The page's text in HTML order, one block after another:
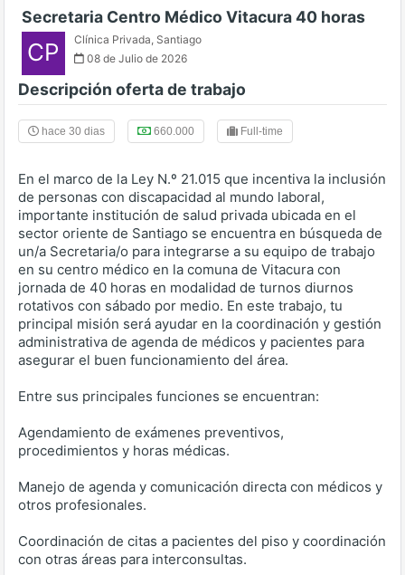
Secretaria Centro Médico Vitacura 40 horas
CP Clínica Privada, Santiago
08 de Julio de 2026
Descripción oferta de trabajo
hace 30 dias 660.000 Full-time
En el marco de la Ley N.º 21.015 que incentiva la inclusión
de personas con discapacidad al mundo laboral,
importante institución de salud privada ubicada en el
sector oriente de Santiago se encuentra en búsqueda de
un/a Secretaria/o para integrarse a su equipo de trabajo
en su centro médico en la comuna de Vitacura con
jornada de 40 horas en modalidad de turnos diurnos
rotativos con sábado por medio. En este trabajo, tu
principal misión será ayudar en la coordinación y gestión
administrativa de agenda de médicos y pacientes para
asegurar el buen funcionamiento del área.
Entre sus principales funciones se encuentran:
Agendamiento de exámenes preventivos,
procedimientos y horas médicas.
Manejo de agenda y comunicación directa con médicos y
otros profesionales.
Coordinación de citas a pacientes del piso y coordinación
con otras áreas para interconsultas.